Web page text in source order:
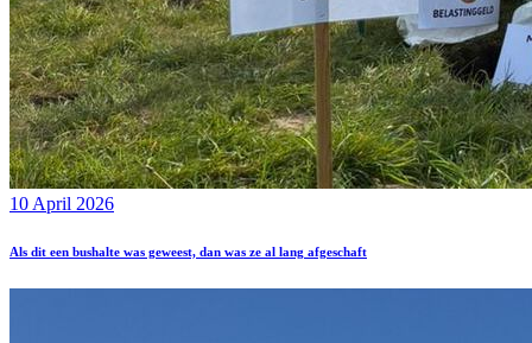
10 April 2026
Als dit een bushalte was geweest, dan was ze al lang afgeschaft